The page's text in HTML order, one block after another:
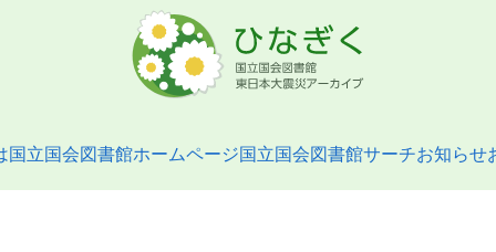
国立国会図書館ホームページ国立国会図書館サーチお知らせ